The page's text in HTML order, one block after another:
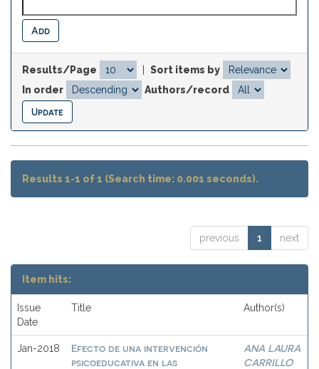
Results/Page
Sort items by
In order
Authors/record
Results 1-1 of 1 (Search time: 0.001 seconds).
previous 1 next
Item hits:
Issue
Date
Title Author(s)
Jan-2018
Efecto de una intervención
psicoeducativa en las
ANA LAURA
CARRILLO